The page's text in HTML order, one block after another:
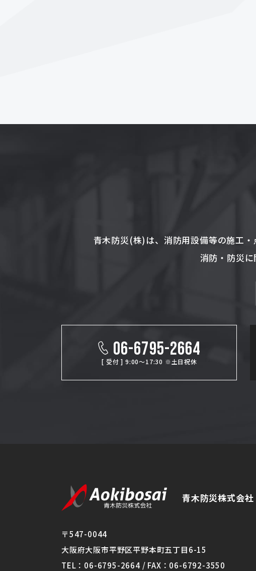
青木防災(株)は、消防用設備等の施工・
消防・防災
06-6795-2664
[ 受付 ] 9:00～17:30 ※土日祝休
青木防災株式会社
〒547-0044
大阪府大阪市平野区平野本町五丁目6-15
TEL：06-6795-2664 / FAX：06-6792-3550